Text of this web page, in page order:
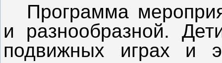
Программа
и разнообразной.
подвижных играх и